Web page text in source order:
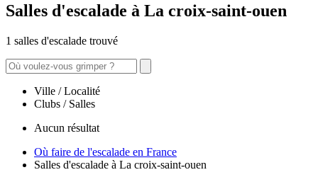
Salles d'escalade à La croix-saint-ouen
1 salles d'escalade trouvé
Ville / Localité
Clubs / Salles
Aucun résultat
Où faire de l'escalade en France
Salles d'escalade à La croix-saint-ouen